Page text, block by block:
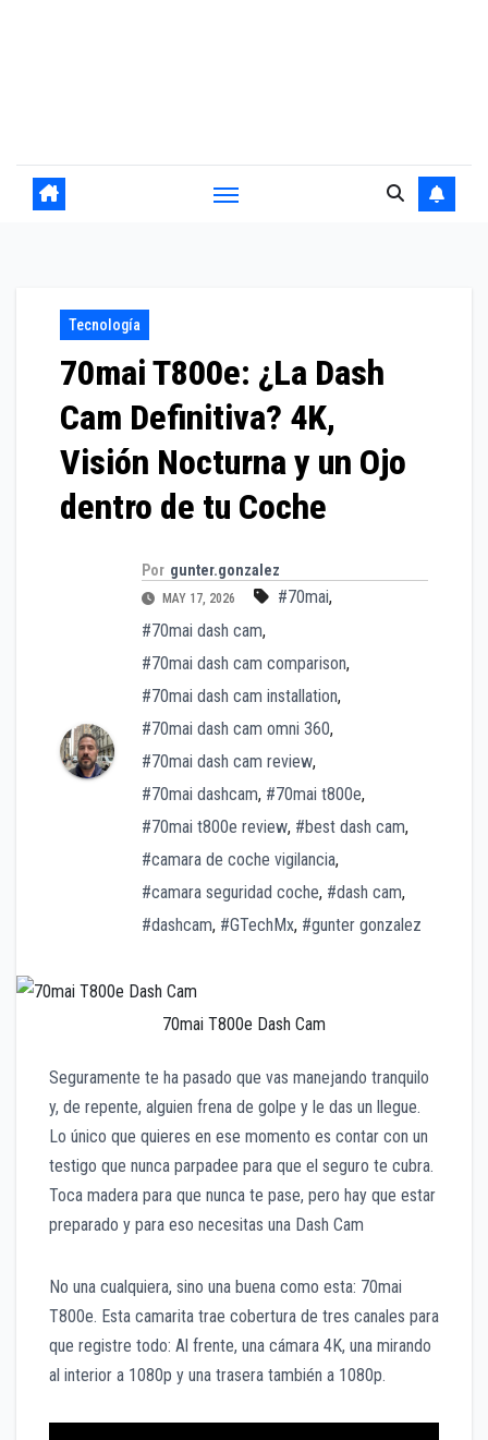
Tecnología
70mai T800e: ¿La Dash
Cam Definitiva? 4K,
Visión Nocturna y un Ojo
dentro de tu Coche
Por gunter.gonzalez
MAY 17, 2026 #70mai,
#70mai dash cam,
#70mai dash cam comparison,
#70mai dash cam installation,
#70mai dash cam omni 360,
#70mai dash cam review,
#70mai dashcam, #70mai t800e,
#70mai t800e review, #best dash cam,
#camara de coche vigilancia,
#camara seguridad coche, #dash cam,
#dashcam, #GTechMx, #gunter gonzalez
70mai T800e Dash Cam
Seguramente te ha pasado que vas manejando tranquilo
y, de repente, alguien frena de golpe y le das un llegue.
Lo único que quieres en ese momento es contar con un
testigo que nunca parpadee para que el seguro te cubra.
Toca madera para que nunca te pase, pero hay que estar
preparado y para eso necesitas una Dash Cam
No una cualquiera, sino una buena como esta: 70mai
T800e. Esta camarita trae cobertura de tres canales para
que registre todo: Al frente, una cámara 4K, una mirando
al interior a 1080p y una trasera también a 1080p.